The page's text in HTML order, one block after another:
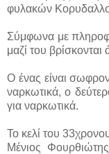
φυλακών
Σύμφωνα με
μαζί του βρίσκονται
Ο ένας είναι
ναρκωτικά, ο
για ναρκωτικά.
Το κελί του
Μένιος